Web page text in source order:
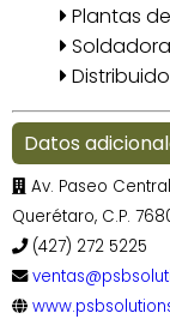
Plantas
Datos
Av. Paseo
Querétaro, C.P.
(427) 272 5225